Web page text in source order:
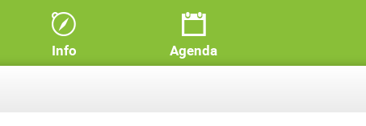
Info Agenda